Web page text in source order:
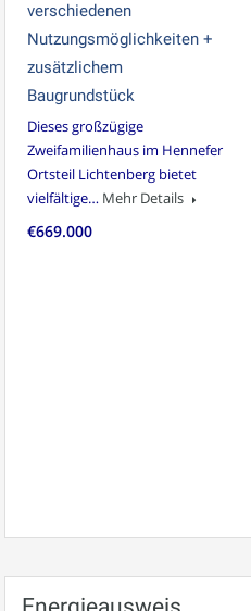
verschiedenen
Nutzungsmöglichkeiten +
zusätzlichem
Baugrundstück
Dieses großzügige
Zweifamilienhaus im Hennefer
Ortsteil Lichtenberg bietet
vielfältige… Mehr Details
€669.000